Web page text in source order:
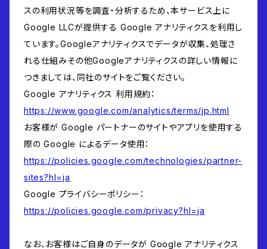
スの利用状況等を調査・分析するため、本サービス上に
Google LLCが提供する Google アナリティクスを利用し
ています。Googleアナリティクスでデータが収集、処理さ
れる仕組みその他Googleアナリティクスの詳しい情報に
つきましては、同社のサイトをご覧ください。
Google アナリティクス 利用規約：
https://www.google.com/analytics/terms/jp.html
お客様が Google パートナーのサイトやアプリを使用する
際の Google によるデータ使用：
https://policies.google.com/technologies/partner-
sites?hl=ja
Google プライバシーポリシー：
https://policies.google.com/privacy?hl=ja
なお、お客様はご自身のデータが Google アナリティクス